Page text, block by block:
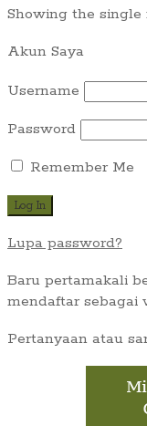
Showing the single
Akun Saya
Username
Password
Remember Me
Lupa password?
Baru pertamakali
mendaftar sebagai
Pertanyaan atau